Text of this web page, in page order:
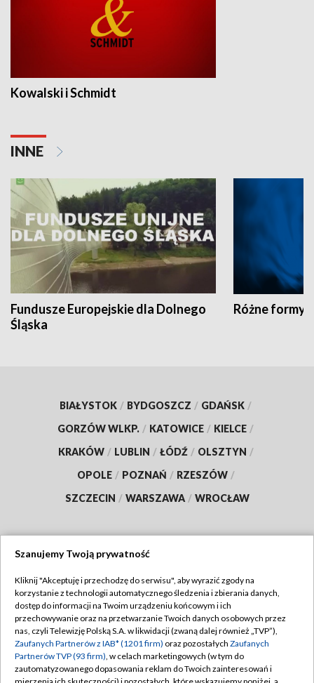
Kowalski i Schmidt
INNE
Fundusze Europejskie dla Dolnego
Śląska
Różne formy
BIAŁYSTOK / BYDGOSZCZ / GDAŃSK /
GORZÓW WLKP. / KATOWICE / KIELCE /
KRAKÓW / LUBLIN / ŁÓDŹ / OLSZTYN /
OPOLE / POZNAŃ / RZESZÓW /
SZCZECIN / WARSZAWA / WROCŁAW
TVP
Abonament TVP
Emisja w TVP
Centrum informacji TVP
Regulamin TVP
Polityka prywatności
Moje zgody
Szanujemy Twoją prywatność
Kliknij "Akceptuję i przechodzę do serwisu", aby wyrazić zgody na
korzystanie z technologii automatycznego śledzenia i zbierania danych,
dostęp do informacji na Twoim urządzeniu końcowym i ich
przechowywanie oraz na przetwarzanie Twoich danych osobowych przez
nas, czyli Telewizję Polską S.A. w likwidacji (zwaną dalej również „TVP”),
Zaufanych Partnerów z IAB* (1201 firm) oraz pozostałych Zaufanych
Partnerów TVP (93 firm), w celach marketingowych (w tym do
zautomatyzowanego dopasowania reklam do Twoich zainteresowań i